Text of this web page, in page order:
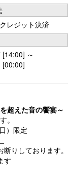
レジット決済
～
[00:00]
えた音の饗宴～
。
）限定
りしております。
す